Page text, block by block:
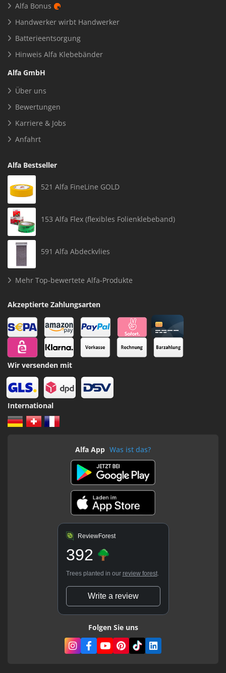
Alfa Bonus
Handwerker wirbt Handwerker
Batterieentsorgung
Hinweis Alfa Klebebänder
Alfa GmbH
Über uns
Bewertungen
Karriere & Jobs
Anfahrt
Alfa Bestseller
521 Alfa FineLine GOLD
153 Alfa Flex (flexibles Folienklebeband)
591 Alfa Abdeckvlies
Mehr Top-bewertete Alfa-Produkte
Akzeptierte Zahlungsarten
Wir versenden mit
International
Alfa App Was ist das?
ReviewForest
392
Trees planted in our review forest.
Write a review
Folgen Sie uns